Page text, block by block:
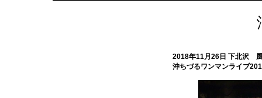
2018年11月26日 下北沢
沖ちづるワンマンライブ